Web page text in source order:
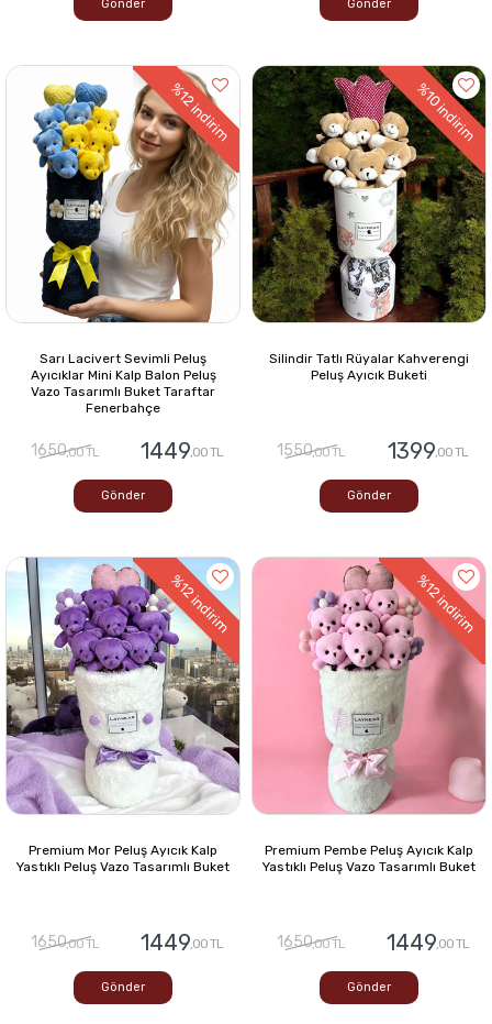
Gönder Gönder
%12
indirim
Sarı Lacivert Sevimli Peluş
Ayıcıklar Mini Kalp Balon Peluş
Vazo Tasarımlı Buket Taraftar
Fenerbahçe
1650,00 TL 1449,00 TL
Gönder
%10
indirim
Silindir Tatlı Rüyalar Kahverengi
Peluş Ayıcık Buketi
1550,00 TL 1399,00 TL
Gönder
%12
indirim
Premium Mor Peluş Ayıcık Kalp
Yastıklı Peluş Vazo Tasarımlı Buket
1650,00 TL 1449,00 TL
Gönder
%12
indirim
Premium Pembe Peluş Ayıcık Kalp
Yastıklı Peluş Vazo Tasarımlı Buket
1650,00 TL 1449,00 TL
Gönder